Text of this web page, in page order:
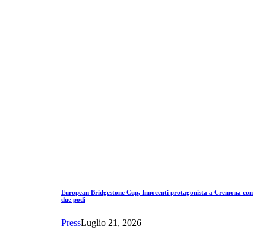
European Bridgestone Cup, Innocenti protagonista a Cremona con
due podi
PressLuglio 21, 2026